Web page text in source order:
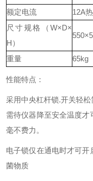
额定电流
12A
尺寸规格（W×D×
H）
重量 65kg
性能特点：
采用中央杠杆锁.开关轻
需待仪器降至安全温度
毫不费力。
电子锁仅在通电时才可
菌物质